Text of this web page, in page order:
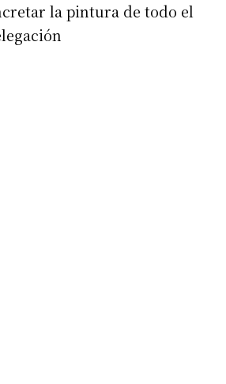
la pintura de todo el